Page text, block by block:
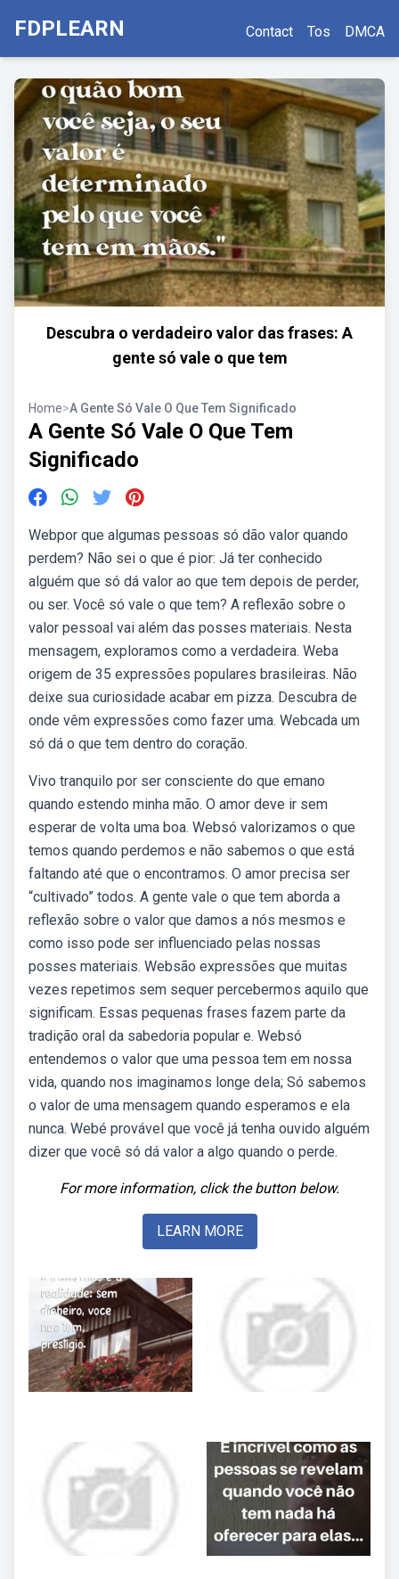
FDPLEARN Contact Tos DMCA
Descubra o verdadeiro valor das frases: A
gente só vale o que tem
Home>A Gente Só Vale O Que Tem Significado
A Gente Só Vale O Que Tem
Significado
Webpor que algumas pessoas só dão valor quando
perdem? Não sei o que é pior: Já ter conhecido
alguém que só dá valor ao que tem depois de perder,
ou ser. Você só vale o que tem? A reflexão sobre o
valor pessoal vai além das posses materiais. Nesta
mensagem, exploramos como a verdadeira. Weba
origem de 35 expressões populares brasileiras. Não
deixe sua curiosidade acabar em pizza. Descubra de
onde vêm expressões como fazer uma. Webcada um
só dá o que tem dentro do coração.
Vivo tranquilo por ser consciente do que emano
quando estendo minha mão. O amor deve ir sem
esperar de volta uma boa. Websó valorizamos o que
temos quando perdemos e não sabemos o que está
faltando até que o encontramos. O amor precisa ser
“cultivado” todos. A gente vale o que tem aborda a
reflexão sobre o valor que damos a nós mesmos e
como isso pode ser influenciado pelas nossas
posses materiais. Websão expressões que muitas
vezes repetimos sem sequer percebermos aquilo que
significam. Essas pequenas frases fazem parte da
tradição oral da sabedoria popular e. Websó
entendemos o valor que uma pessoa tem em nossa
vida, quando nos imaginamos longe dela; Só sabemos
o valor de uma mensagem quando esperamos e ela
nunca. Webé provável que você já tenha ouvido alguém
dizer que você só dá valor a algo quando o perde.
For more information, click the button below.
LEARN MORE